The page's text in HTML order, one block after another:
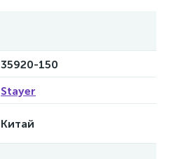
35920-150
Stayer
Китай